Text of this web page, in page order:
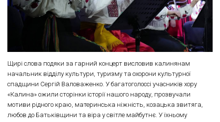
Щирі слова подяки за гарний концерт висловив калинянам
начальник відділу культури, туризму та охорони культурної
спадщини Сергій Валоваженко. У багатоголоссі учасників хору
«Калина» ожили сторінки історії нашого народу, прозвучали
мотиви рідного краю, материнська ніжність, козацька звитяга,
любов до Батьківщини та віра у світле майбутнє. У їхньому